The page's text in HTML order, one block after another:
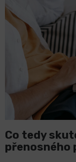
Co tedy
přenosného